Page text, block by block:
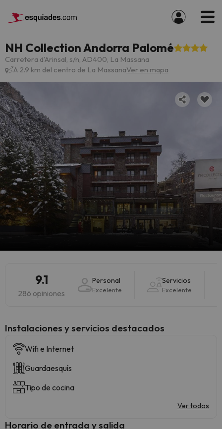
NH Collection Andorra Palomé
Carretera d'Arinsal, s/n, AD400, La Massana
A 2.9 km del centro de La MassanaVer en mapa
9.1
286 opiniones
Personal
Excelente
Servicios
Excelente
Instalaciones y servicios destacados
Wifi e Internet
Guardaesquís
Tipo de cocina
Ver todos
Horario de entrada y salida